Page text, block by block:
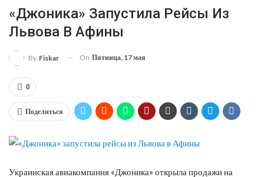
«Джоника» Запустила Рейсы Из
Львова В Афины
By Fiskar On Пятница, 17 мая
0
Поделиться
Украинская авиакомпания «Джоника» открыла продажи на